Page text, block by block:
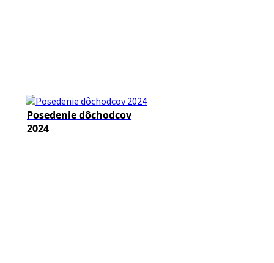
Posedenie dôchodcov
2024